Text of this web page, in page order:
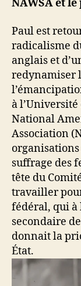
NAWSA et
Paul est
radicalisme
anglais et
redynamiser
à
National
Association
suffrage des
tête du
travailler
fédéral, qui à
secondaire
donnait la
État.